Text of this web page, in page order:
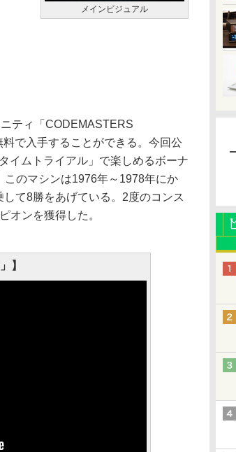
メインビジュアル
ティ「CODEMASTERS
で入手することができる。今回公
イムトライアル」で楽しめるボーナ
のマシンは1976年～1978年にか
て8勝をあげている。2度のコンス
オンを獲得した。
】